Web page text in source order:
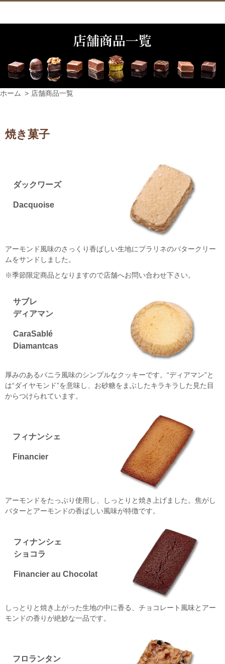
ホーム 店舗商品一覧
焼き菓子
ダックワーズ
Dacquoise
アーモンド風味のさっくり香ばしい生地にプラリネのバタークリー
ムをサンドしました。
※季節限定商品となりますので店舗へお問い合わせ下さい。
サブレ
ディアマン
CaraSablé
Diamantcas
厚みのあるバニラ風味のシンプルなクッキーです。“ディアマン”と
は“ダイヤモンド”を意味し、お砂糖をまぶしたキラキラした見た目
からつけられています。
フィナンシェ
Financier
アーモンドをたっぷり使用し、しっとりと焼き上げました。焦がし
バターとアーモンドの香ばしい風味が特徴です。
フィナンシェ
ショコラ
Financier au Chocolat
しっとりと焼き上がった生地の中に香る、チョコレート風味とアー
モンドの香りが絶妙な一品です。
フロランタン